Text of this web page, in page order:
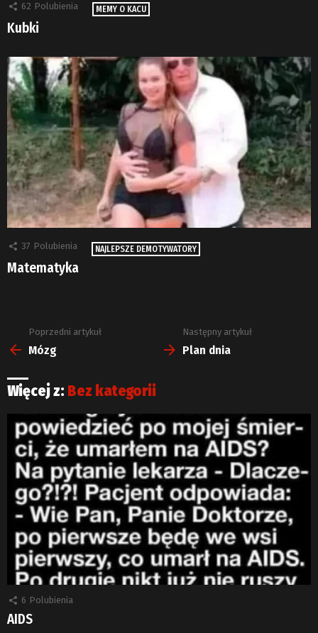
62 Polubienia MEMY O KACU
Kubki
37 Polubienia NAJLEPSZE DEMOTYWATORY
Matematyka
Zobacz
więcej
Poprzedni artykuł
Mózg
Następny artykuł
Plan dnia
Więcej z: Bez kategorii
6 Polubienia
AIDS